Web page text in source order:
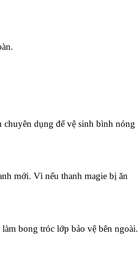
dụng để vệ sinh bình nóng
mới. Vì nếu thanh magie bị ăn
bong tróc lớp bảo vệ bên ngoài.